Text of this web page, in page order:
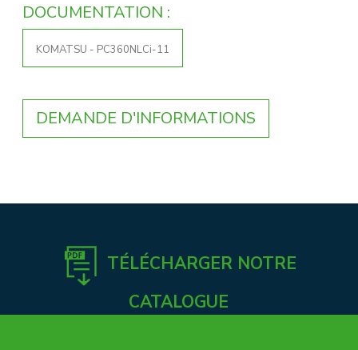
DOCUMENTATION :
KOMATSU - PC360NLCi-11
DEMANDE D'INFORMATIONS
TÉLÉCHARGER NOTRE
CATALOGUE